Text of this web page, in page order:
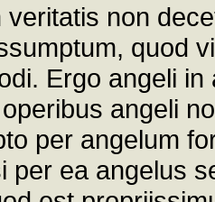
veritatis non
quod
Ergo angeli
angeli
per angelum
per ea angelus